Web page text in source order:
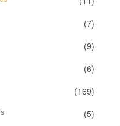
(7)
(9)
(6)
(169)
(5)